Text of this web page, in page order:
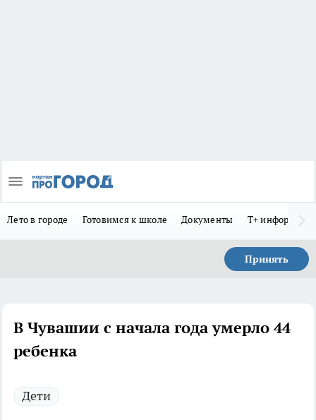
Лето в городе Готовимся к школе Документы Т+
Принять
В Чувашии с начала года умерло 44
ребенка
Дети